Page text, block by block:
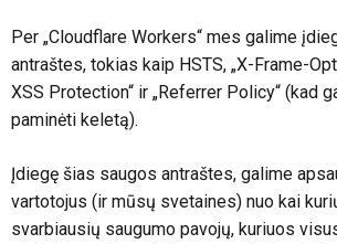
Per „Cloudflare Workers“ mes galime
antraštes, tokias kaip HSTS, „X-Frame-
XSS Protection“ ir „Referrer Policy“ (kad
paminėti keletą).
Įdiegę šias saugos antraštes, galime
vartotojus (ir mūsų svetaines) nuo kai
svarbiausių saugumo pavojų, kuriuos